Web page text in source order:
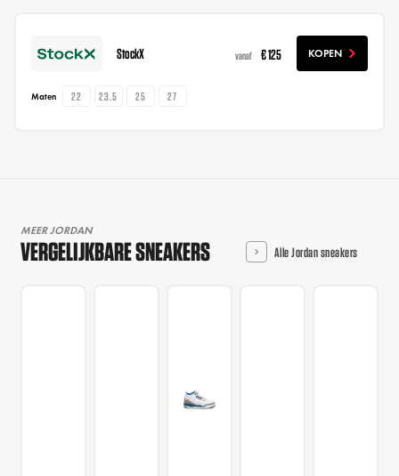
StockX vanaf € 125 KOPEN
Maten 22 23.5 25 27
MEER JORDAN
VERGELIJKBARE SNEAKERS Alle Jordan sneakers